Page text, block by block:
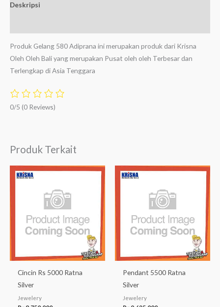
Deskripsi
Produk Gelang 580 Adiprana ini merupakan produk dari Krisna
Oleh Oleh Bali yang merupakan Pusat oleh oleh Terbesar dan
Terlengkap di Asia Tenggara
0/5 (0 Reviews)
Produk Terkait
Cincin Rs 5000 Ratna
Silver
Jewelery
Pendant 5500 Ratna
Silver
Jewelery